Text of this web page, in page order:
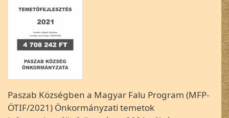
Paszab Községben a Magyar Falu Program (MFP-
ÖTIF/2021) Önkormányzati temetok